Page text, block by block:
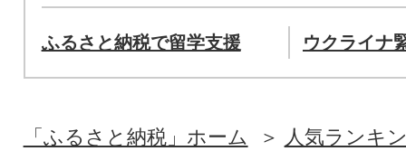
ふるさと納税で留学支援 ウクライナ
「ふるさと納税」ホーム
人気ランキ